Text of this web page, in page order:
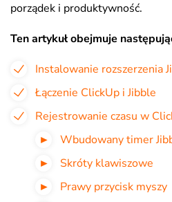
porządek i produktywność.
Ten artykuł obejmuje
Instalowanie rozszerzenia
Łączenie ClickUp i Jibble
Rejestrowanie czasu w
Wbudowany timer
Skróty klawiszowe
Prawy przycisk myszy